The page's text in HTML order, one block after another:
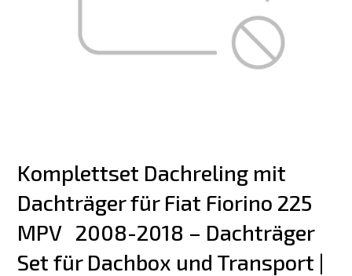
Komplettset Dachreling mit
Dachträger für Fiat Fiorino 225
MPV   2008-2018 – Dachträger
Set für Dachbox und Transport |